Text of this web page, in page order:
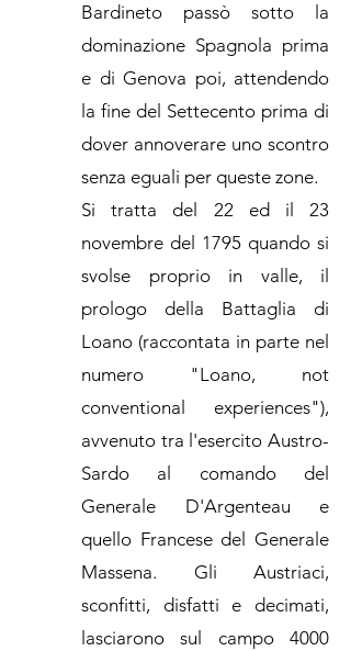
Bardineto passò sotto la
dominazione Spagnola prima
e di Genova poi, attendendo
la fine del Settecento prima di
dover annoverare uno scontro
senza eguali per queste zone.
Si tratta del 22 ed il 23
novembre del 1795 quando si
svolse proprio in valle, il
prologo della Battaglia di
Loano (raccontata in parte nel
numero "Loano, not
conventional experiences"),
avvenuto tra l'esercito Austro-
Sardo al comando del
Generale D'Argenteau e
quello Francese del Generale
Massena. Gli Austriaci,
sconfitti, disfatti e decimati,
lasciarono sul campo 4000